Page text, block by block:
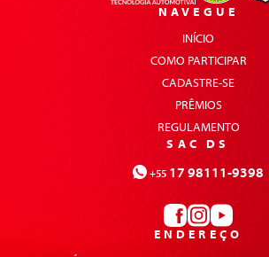
NAVEGUE
INÍCIO
COMO PARTICIPAR
CADASTRE-SE
PRÊMIOS
REGULAMENTO
SAC DS
+55 17 98111-9398
ENDEREÇO